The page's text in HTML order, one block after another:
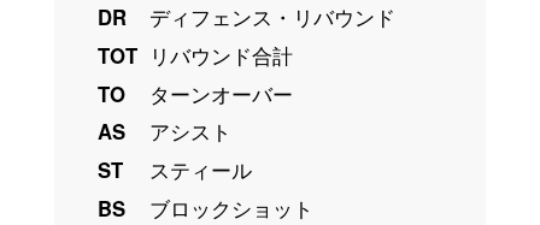
DR
ディフェンス・リバウンド
TOT リバウンド合計
TO
ターンオーバー
AS
アシスト
ST
スティール
BS
ブロックショット